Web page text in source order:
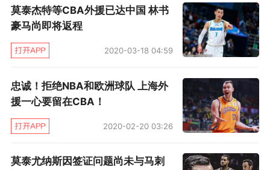
如今事情已经过去三年的时间，莫泰尤纳斯和火
箭也消除了心中的芥蒂。“我爱休斯敦，我爱这里
的球迷，回到这里很温暖”，莫泰说了这么一段
新赛季，莫泰将率领重整旗鼓的上海队走得更
远，而他的NBA梦同样未完待续。
莫泰杰特等CBA外援已达中国 林书
豪马尚即将返程
2020-03-18 04:59
忠诚！拒绝NBA和欧洲球队 上海外
援一心要留在CBA！
2020-02-20 03:26
莫泰尤纳斯因签证问题尚未与马刺